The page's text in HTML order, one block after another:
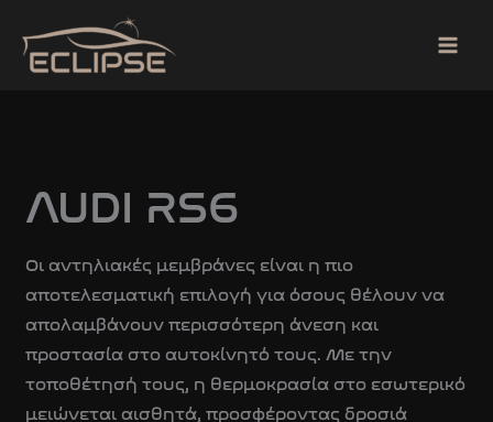
content
AUDI RS6
Οι αντηλιακές μεμβράνες είναι η πιο
αποτελεσματική επιλογή για όσους θέλουν να
απολαμβάνουν περισσότερη άνεση και
προστασία στο αυτοκίνητό τους. Με την
τοποθέτησή τους, η θερμοκρασία στο εσωτερικό
μειώνεται αισθητά, προσφέροντας δροσιά